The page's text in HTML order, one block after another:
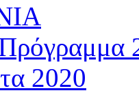
2020